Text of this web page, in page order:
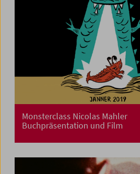
Monsterclass Nicolas Mahler
Buchpräsentation und Film